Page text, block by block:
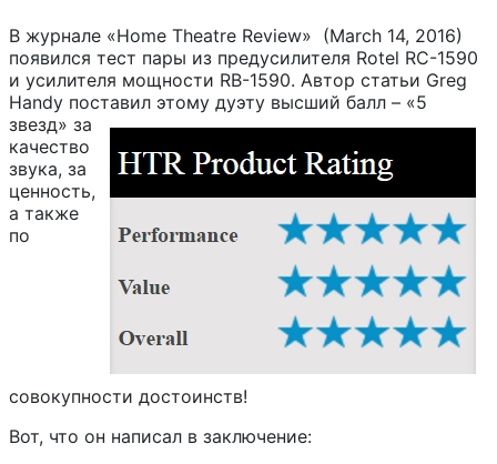
В журнале «Home Theatre Review» (March 14, 2016)
появился тест пары из предусилителя Rotel RC-1590
и усилителя мощности RB-1590. Автор статьи Greg
Handy поставил этому дуэту высший балл – «5
звезд» за
качество
звука, за
ценность,
а также
по
совокупности достоинств!
Вот, что он написал в заключение: